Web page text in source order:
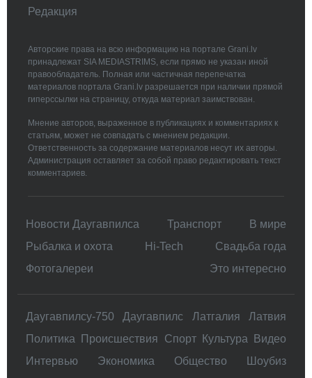
Редакция
Авторские права на всю информацию на портале Grani.lv
принадлежат SIA MEDIASTRIMS, если прямо не указан иной
правообладатель. Полная или частичная перепечатка
материалов портала Grani.lv разрешается при наличии прямой
гиперссылки на страницу, откуда материал заимствован.
Мнение авторов, выраженное в публикациях и комментариях к
статьям, может не совпадать с мнением редакции.
Ответственность за содержание материалов несут их авторы.
Администрация оставляет за собой право редактировать текст
комментариев.
Новости Даугавпилса Транспорт
В мире
Рыбалка и охота
Hi-Tech
Свадьбa года
Фотогалереи
Это интересно
Даугавпилсу-750 Даугавпилс Латгалия
Латвия
Политика
Происшествия Спорт Культура
Видео
Интервью
Экономика Общество
Шоубиз